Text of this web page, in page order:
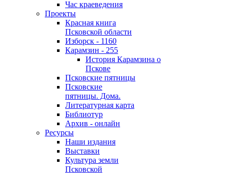
Час краеведения
Проекты
Красная книга
Псковской области
Изборск - 1160
Карамзин - 255
История Карамзина о
Пскове
Псковские пятницы
Псковские
пятницы. Дома.
Литературная карта
Библиотур
Архив - онлайн
Ресурсы
Наши издания
Выставки
Культура земли
Псковской